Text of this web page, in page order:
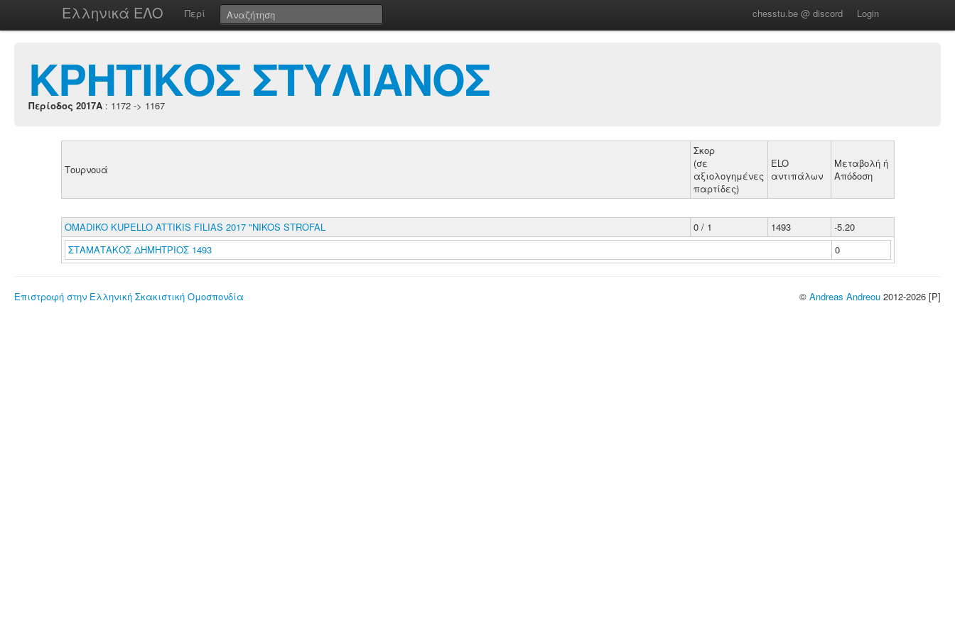
Ελληνικά ΕΛΟ Περί chesstu.be @ discord Login
ΚΡΗΤΙΚΟΣ ΣΤΥΛΙΑΝΟΣ
Περίοδος 2017A : 1172 -> 1167
Τουρνουά
Σκορ
(σε
αξιολογημένες
παρτίδες)
ELO
αντιπάλων
Μεταβολή ή
Απόδοση
OMADIKO KUPELLO ATTIKIS FILIAS 2017 "NIKOS STROFAL 0 / 1 1493
-5.20
ΣΤΑΜΑΤΑΚΟΣ ΔΗΜΗΤΡΙΟΣ 1493
0
Επιστροφή στην Ελληνική Σκακιστική Ομοσπονδία © Andreas Andreou 2012-2026 [P]